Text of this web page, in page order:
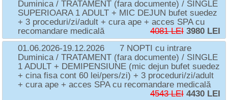
Duminica / TRATAMENT (fara documente) / SINGLE
SUPERIOARA 1 ADULT + MIC DEJUN bufet suedez
+ 3 proceduri/zi/adult + cura ape + acces SPA cu
recomandare medicală
4081 LEI 3980 LEI
01.06.2026-19.12.2026
7 NOPTI cu intrare
Duminica / TRATAMENT (fara documente) / SINGLE
1 ADULT + DEMIPENSIUNE (mic dejun bufet suedez
+ cina fisa cont 60 lei/pers/zi) + 3 proceduri/zi/adult
+ cura ape + acces SPA cu recomandare medicală
4543 LEI 4430 LEI